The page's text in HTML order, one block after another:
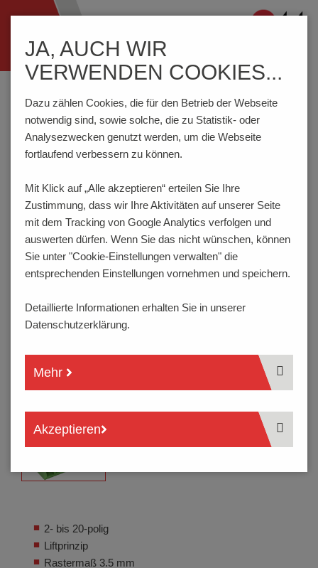
ein-/ausblenden
Home Komponenten Anschlusstechnik AK1550/..-3.5-GRÜN
AK1550/..-3.5-GRÜN
2- bis 20-polig
Liftprinzip
Rastermaß 3.5 mm
JA, AUCH WIR
VERWENDEN COOKIES...
Dazu zählen Cookies, die für den Betrieb der Webseite
notwendig sind, sowie solche, die zu Statistik- oder
Analysezwecken genutzt werden, um die Webseite
fortlaufend verbessern zu können.
Mit Klick auf „Alle akzeptieren“ erteilen Sie Ihre
Zustimmung, dass wir Ihre Aktivitäten auf unserer Seite
mit dem Tracking von Google Analytics verfolgen und
auswerten dürfen. Wenn Sie das nicht wünschen, können
Sie unter "Cookie-Einstellungen verwalten" die
entsprechenden Einstellungen vornehmen und speichern.
Detaillierte Informationen erhalten Sie in unserer
Datenschutzerklärung.
Mehr
Akzeptieren